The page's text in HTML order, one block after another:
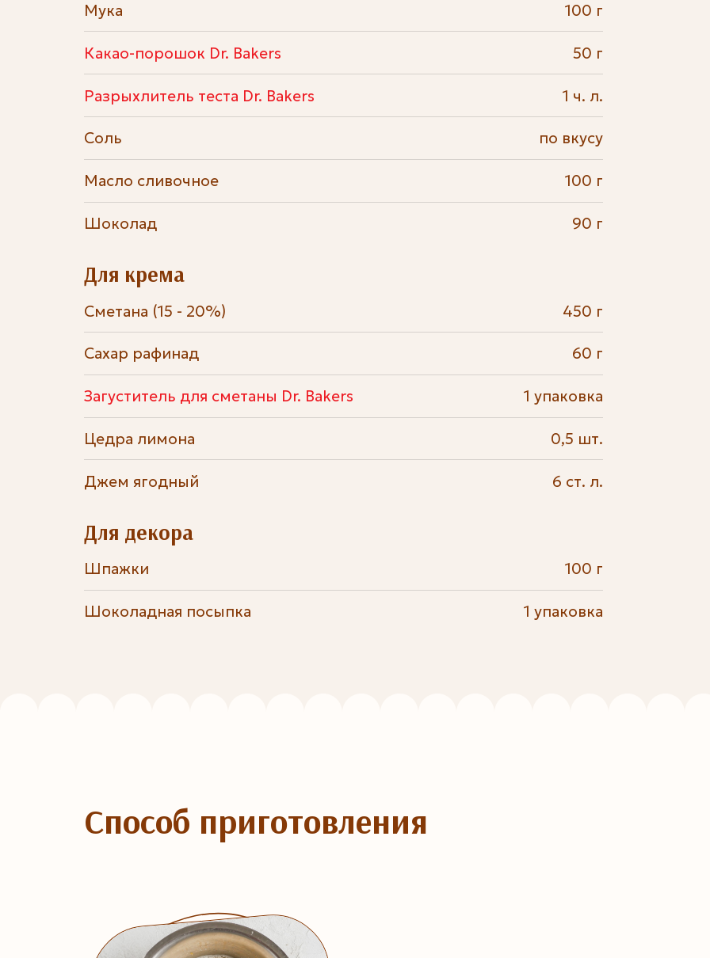
Мука 100 г
Какао-порошок Dr. Bakers 50 г
Разрыхлитель теста Dr. Bakers 1 ч. л.
Соль по вкусу
Масло сливочное 100 г
Шоколад 90 г
Для крема
Сметана (15 - 20%) 450 г
Сахар рафинад 60 г
Загуститель для сметаны Dr. Bakers 1 упаковка
Цедра лимона 0,5 шт.
Джем ягодный 6 ст. л.
Для декора
Шпажки 100 г
Шоколадная посыпка 1 упаковка
Способ приготовления